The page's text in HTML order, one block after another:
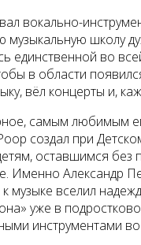
вокально-
музыкальную школу
единственной во
в области
вёл концерты и,
самым любимым
создал при
оставшимся без
Именно Александр
музыке вселил
уже в
инструментами